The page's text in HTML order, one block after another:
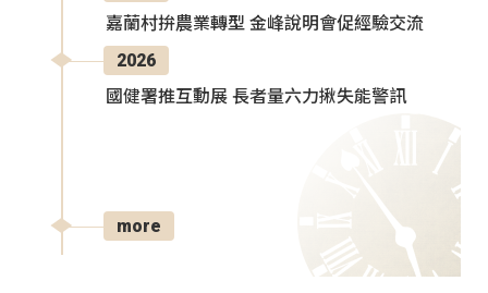
嘉蘭村拚農業轉型 金峰說明會促經驗交流
2026
國健署推互動展 長者量六力揪失能警訊
more